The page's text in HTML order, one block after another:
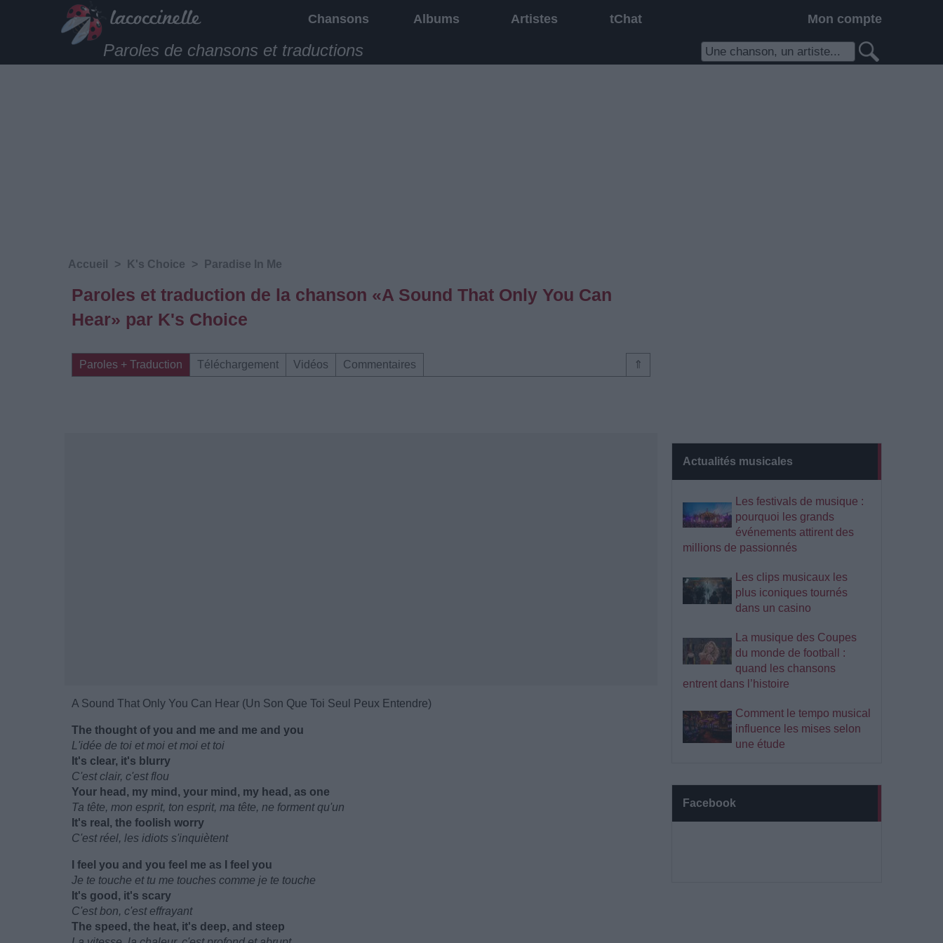
Chansons Albums Artistes tChat Mon compte
Paroles de chansons et traductions
Actualités musicales
Les festivals de musique :
pourquoi les grands
événements attirent des
millions de passionnés
Les clips musicaux les
plus iconiques tournés
dans un casino
La musique des Coupes
du monde de football :
quand les chansons
entrent dans l’histoire
Comment le tempo musical
influence les mises selon
une étude
Facebook
Accueil > K's Choice > Paradise In Me
Paroles et traduction de la chanson «A Sound That Only You Can
Hear» par K's Choice
⇑
Paroles + Traduction Téléchargement Vidéos Commentaires
A Sound That Only You Can Hear (Un Son Que Toi Seul Peux Entendre)
The thought of you and me and me and you
L'idée de toi et moi et moi et toi
It's clear, it's blurry
C'est clair, c'est flou
Your head, my mind, your mind, my head, as one
Ta tête, mon esprit, ton esprit, ma tête, ne forment qu'un
It's real, the foolish worry
C'est réel, les idiots s'inquiètent
I feel you and you feel me as I feel you
Je te touche et tu me touches comme je te touche
It's good, it's scary
C'est bon, c'est effrayant
The speed, the heat, it's deep, and steep